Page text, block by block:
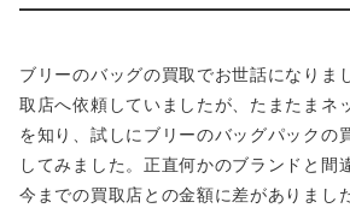
ブリーのバッグの買取でお世話になりま
取店へ依頼していましたが、たまたまネ
を知り、試しにブリーのバッグパックの
してみました。正直何かのブランドと間
今までの買取店との金額に差がありまし